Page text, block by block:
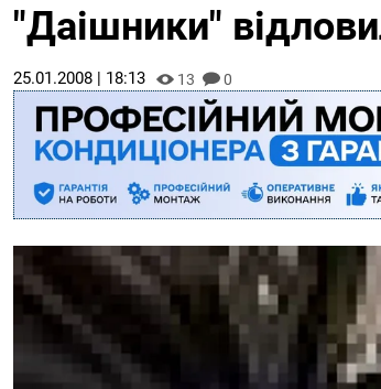
"Даішники"
25.01.2008 | 18:13 13 0